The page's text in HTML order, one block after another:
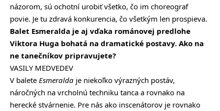
názorom, sú ochotní urobiť všetko, čo im choreograf
povie. Je tu zdravá konkurencia, čo všetkým len prospieva.
Balet Esmeralda je aj vďaka románovej predlohe
Viktora Huga bohatá na dramatické postavy. Ako na
ne tanečníkov pripravujete?
VASILY MEDVEDEV
V balete Esmeralda je niekoľko výrazných postáv,
náročných na vrcholnú techniku tanca a rovnako na
herecké stvárnenie. Pre nás ako inscenátorov je rovnako